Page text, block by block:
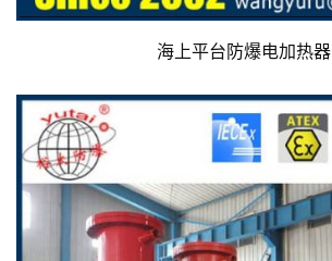
海上平台防爆电加热器